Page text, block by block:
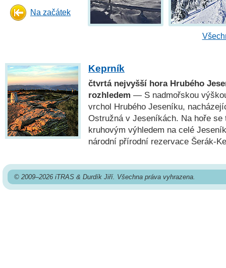
Na začátek
Keprník
čtvrtá nejvyšší hora Hrubého
rozhledem — S nadmořskou
vrchol Hrubého Jeseníku,
Ostružná v Jeseníkách. Na hoře
kruhovým výhledem na celé
národní přírodní rezervace Šerák-
© 2009–2026 iTRAS & Durdík Jiří. Všechna práva vyhrazena.